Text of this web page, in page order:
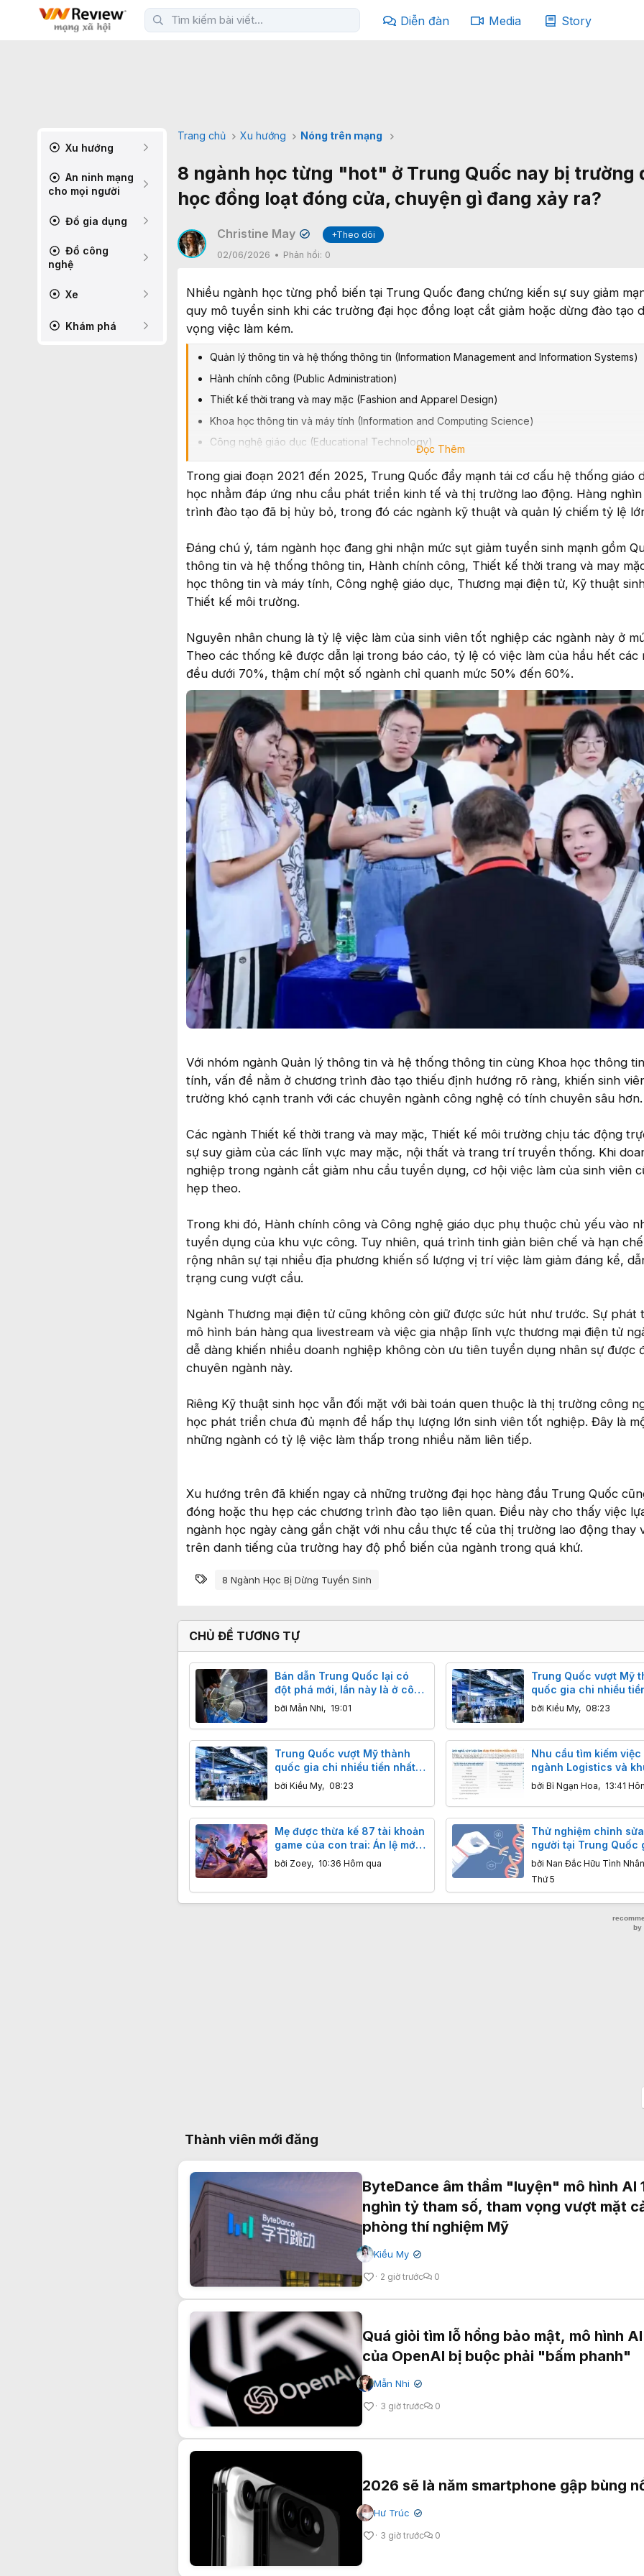
Diễn đàn Media Story
Xu hướng
An ninh mạng
cho mọi người
Đồ gia dụng
Đồ công
nghệ
Xe
Khám phá
Trang chủ Xu hướng Nóng trên mạng
8 ngành học từng "hot" ở Trung Quốc nay bị trường
học đồng loạt đóng cửa, chuyện gì đang xảy ra?
Christine May ✔
+Theo dõi
02/06/2026
Phản hồi: 0
Nhiều ngành học từng phổ biến tại Trung Quốc đang chứng kiến sự suy giảm
quy mô tuyển sinh khi các trường đại học đồng loạt cắt giảm hoặc dừng đào tạo
vọng việc làm kém.
Quản lý thông tin và hệ thống thông tin (Information Management and Information Systems)
Hành chính công (Public Administration)
Thiết kế thời trang và may mặc (Fashion and Apparel Design)
Khoa học thông tin và máy tính (Information and Computing Science)
Công nghệ giáo dục (Educational Technology)
Thương mại điện tử (E-commerce)
Kỹ thuật sinh học (Bioengineering/Biotechnology Engineering)
Thiết kế môi trường (Environmental Design)
Đọc Thêm
Trong giai đoạn 2021 đến 2025, Trung Quốc đẩy mạnh tái cơ cấu hệ thống giáo
học nhằm đáp ứng nhu cầu phát triển kinh tế và thị trường lao động. Hàng
trình đào tạo đã bị hủy bỏ, trong đó các ngành kỹ thuật và quản lý chiếm tỷ lệ
Đáng chú ý, tám ngành học đang ghi nhận mức sụt giảm tuyển sinh mạnh gồm
thông tin và hệ thống thông tin, Hành chính công, Thiết kế thời trang và may
học thông tin và máy tính, Công nghệ giáo dục, Thương mại điện tử, Kỹ thuật
Thiết kế môi trường.
Nguyên nhân chung là tỷ lệ việc làm của sinh viên tốt nghiệp các ngành này ở
Theo các thống kê được dẫn lại trong báo cáo, tỷ lệ có việc làm của hầu hết các
đều dưới 70%, thậm chí một số ngành chỉ quanh mức 50% đến 60%.
Với nhóm ngành Quản lý thông tin và hệ thống thông tin cùng Khoa học thông
tính, vấn đề nằm ở chương trình đào tạo thiếu định hướng rõ ràng, khiến sinh
trường khó cạnh tranh với các chuyên ngành công nghệ có tính chuyên sâu hơn.
Các ngành Thiết kế thời trang và may mặc, Thiết kế môi trường chịu tác động
sự suy giảm của các lĩnh vực may mặc, nội thất và trang trí truyền thống. Khi
nghiệp trong ngành cắt giảm nhu cầu tuyển dụng, cơ hội việc làm của sinh viên
hẹp theo.
Trong khi đó, Hành chính công và Công nghệ giáo dục phụ thuộc chủ yếu vào
tuyển dụng của khu vực công. Tuy nhiên, quá trình tinh giản biên chế và hạn
rộng nhân sự tại nhiều địa phương khiến số lượng vị trí việc làm giảm đáng kể,
trạng cung vượt cầu.
Ngành Thương mại điện tử cũng không còn giữ được sức hút như trước. Sự phát
mô hình bán hàng qua livestream và việc gia nhập lĩnh vực thương mại điện tử
dễ dàng khiến nhiều doanh nghiệp không còn ưu tiên tuyển dụng nhân sự được
chuyên ngành này.
Riêng Kỹ thuật sinh học vẫn đối mặt với bài toán quen thuộc là thị trường công
học phát triển chưa đủ mạnh để hấp thụ lượng lớn sinh viên tốt nghiệp. Đây là
những ngành có tỷ lệ việc làm thấp trong nhiều năm liên tiếp.
Xu hướng trên đã khiến ngay cả những trường đại học hàng đầu Trung Quốc
đóng hoặc thu hẹp các chương trình đào tạo liên quan. Điều này cho thấy việc
ngành học ngày càng gắn chặt với nhu cầu thực tế của thị trường lao động thay
trên danh tiếng của trường hay độ phổ biến của ngành trong quá khứ.
Từ khóa
8 Ngành Học Bị Dừng Tuyển Sinh
CHỦ ĐỀ TƯƠNG TỰ
Bán dẫn Trung Quốc lại có
đột phá mới, lần này là ở công
đoạn làm phẳng tấm wafer
bởi Mẫn Nhi, 19:01
Trung Quốc vượt Mỹ
quốc gia chi nhiều
cho R&D
bởi Kiều My, 08:23
Trung Quốc vượt Mỹ thành
quốc gia chi nhiều tiền nhất
cho R&D
bởi Kiều My, 08:23
Nhu cầu tìm kiếm việc
ngành Logistics và
công tăng vọt tại Việt
bởi Bỉ Ngạn Hoa, 13:41
Mẹ được thừa kế 87 tài khoản
game của con trai: Án lệ mới
tại Trung Quốc
bởi Zoey, 10:36 Hôm qua
Thử nghiệm chỉnh
người tại Trung Quốc
nhận thêm ca tử vong
bởi Nan Đắc Hữu Tình Nhân
Thứ 5
Thành viên mới đăng
ByteDance âm thầm "luyện" mô hình AI
nghìn tỷ tham số, tham vọng vượt mặt
phòng thí nghiệm Mỹ
Kiều My ✔
2 giờ trước 0
Quá giỏi tìm lỗ hổng bảo mật, mô hình
của OpenAI bị buộc phải "bấm phanh"
Mẫn Nhi ✔
3 giờ trước 0
2026 sẽ là năm smartphone gập bùng
Hư Trúc ✔
3 giờ trước 0